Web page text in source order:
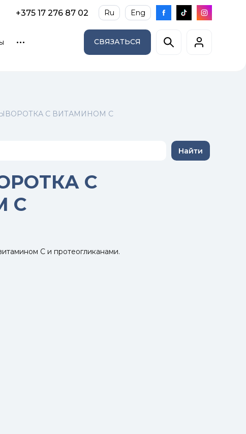
+375 17 276 87 02 Ru Eng
СВЯЗАТЬСЯ
С ВИТАМИНОМ С
Найти
С
С
С и протеогликанами.